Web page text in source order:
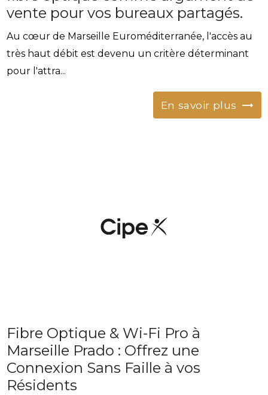
vente pour vos bureaux partagés.
Au cœur de Marseille Euroméditerranée, l'accès au
très haut débit est devenu un critère déterminant
pour l'attra...
En savoir plus
Fibre Optique & Wi-Fi Pro à
Marseille Prado : Offrez une
Connexion Sans Faille à vos
Résidents